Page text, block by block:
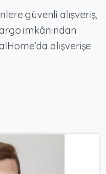
güvenli alışveriş,
imkânından
alışverişe